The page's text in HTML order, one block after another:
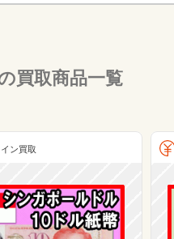
買取商品一覧
ン買取